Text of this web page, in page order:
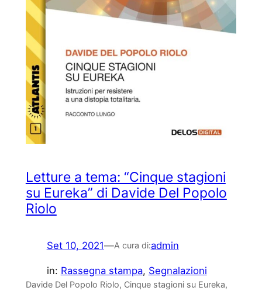
Letture a tema: “Cinque stagioni
su Eureka” di Davide Del Popolo
Riolo
Set 10, 2021—A cura di:admin
in: Rassegna stampa, Segnalazioni
Davide Del Popolo Riolo, Cinque stagioni su Eureka,